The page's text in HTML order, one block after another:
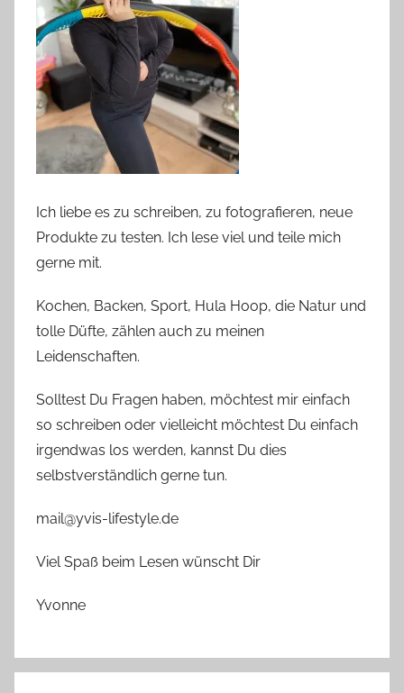
Ich liebe es zu schreiben, zu fotografieren, neue
Produkte zu testen. Ich lese viel und teile mich
gerne mit.
Kochen, Backen, Sport, Hula Hoop, die Natur und
tolle Düfte, zählen auch zu meinen
Leidenschaften.
Solltest Du Fragen haben, möchtest mir einfach
so schreiben oder vielleicht möchtest Du einfach
irgendwas los werden, kannst Du dies
selbstverständlich gerne tun.
mail@yvis-lifestyle.de
Viel Spaß beim Lesen wünscht Dir
Yvonne